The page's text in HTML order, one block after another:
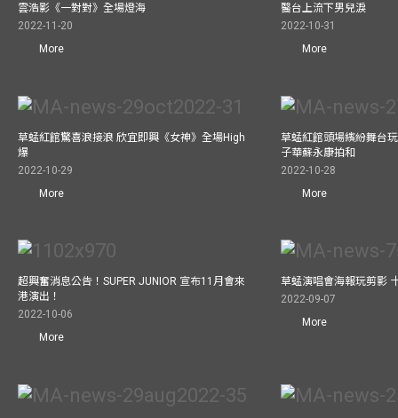
雲浩影《一對對》全場燈海
2022-11-20
More
醫台上流下男兒淚
2022-10-31
More
草蜢紅館驚喜浪接浪 欣宜即興《女神》全場High
爆
2022-10-29
More
草蜢紅館頭場繽紛舞台
子華蘇永康拍和
2022-10-28
More
超興奮消息公告！SUPER JUNIOR 宣布11月會來
港演出！
2022-10-06
More
草蜢演唱會海報玩剪影
2022-09-07
More